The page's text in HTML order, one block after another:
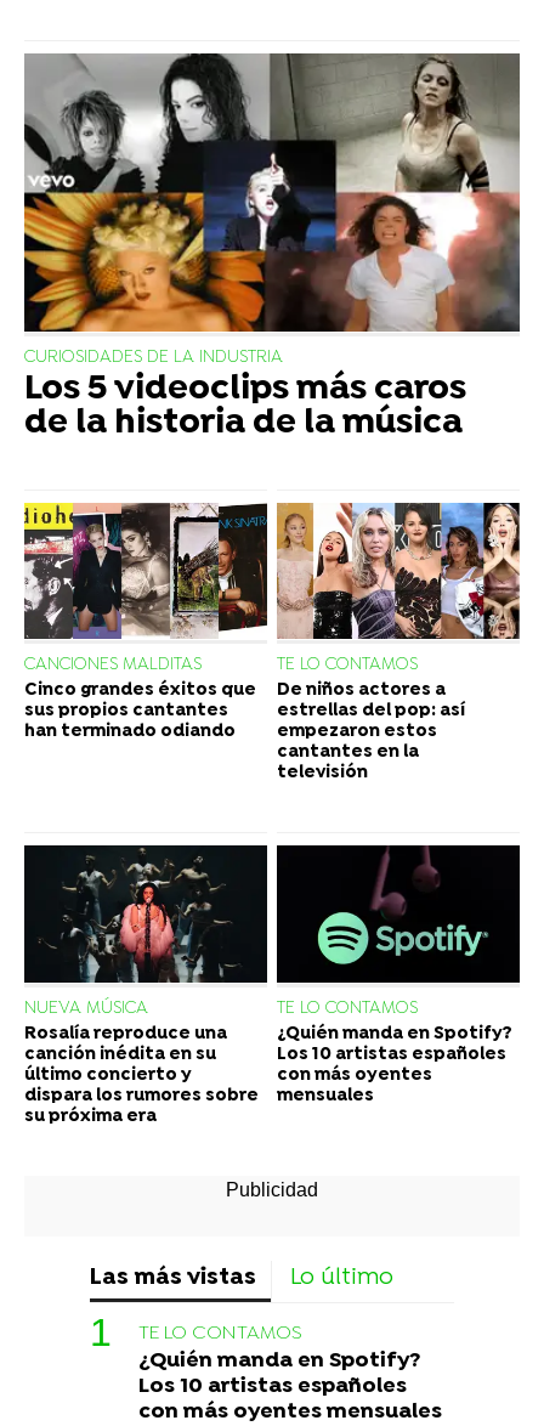
CURIOSIDADES DE LA INDUSTRIA
Los 5 videoclips más caros
de la historia de la música
CANCIONES MALDITAS
Cinco grandes éxitos que
sus propios cantantes
han terminado odiando
TE LO CONTAMOS
De niños actores a
estrellas del pop: así
empezaron estos
cantantes en la
televisión
NUEVA MÚSICA
Rosalía reproduce una
canción inédita en su
último concierto y
dispara los rumores sobre
su próxima era
TE LO CONTAMOS
¿Quién manda en Spotify?
Los 10 artistas españoles
con más oyentes
mensuales
Las más vistas Lo último
TE LO CONTAMOS
¿Quién manda en Spotify?
Los 10 artistas españoles
con más oyentes mensuales